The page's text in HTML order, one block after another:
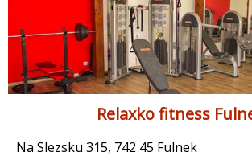
Relaxko fitness
Na Slezsku 315, 742 45 Fulnek